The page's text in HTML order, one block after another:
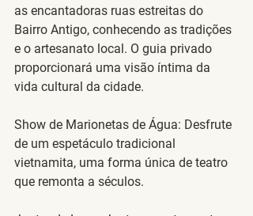
as encantadoras ruas estreitas do
Bairro Antigo, conhecendo as tradições
e o artesanato local. O guia privado
proporcionará uma visão íntima da
vida cultural da cidade.
Show de Marionetas de Água: Desfrute
de um espetáculo tradicional
vietnamita, uma forma única de teatro
que remonta a séculos.